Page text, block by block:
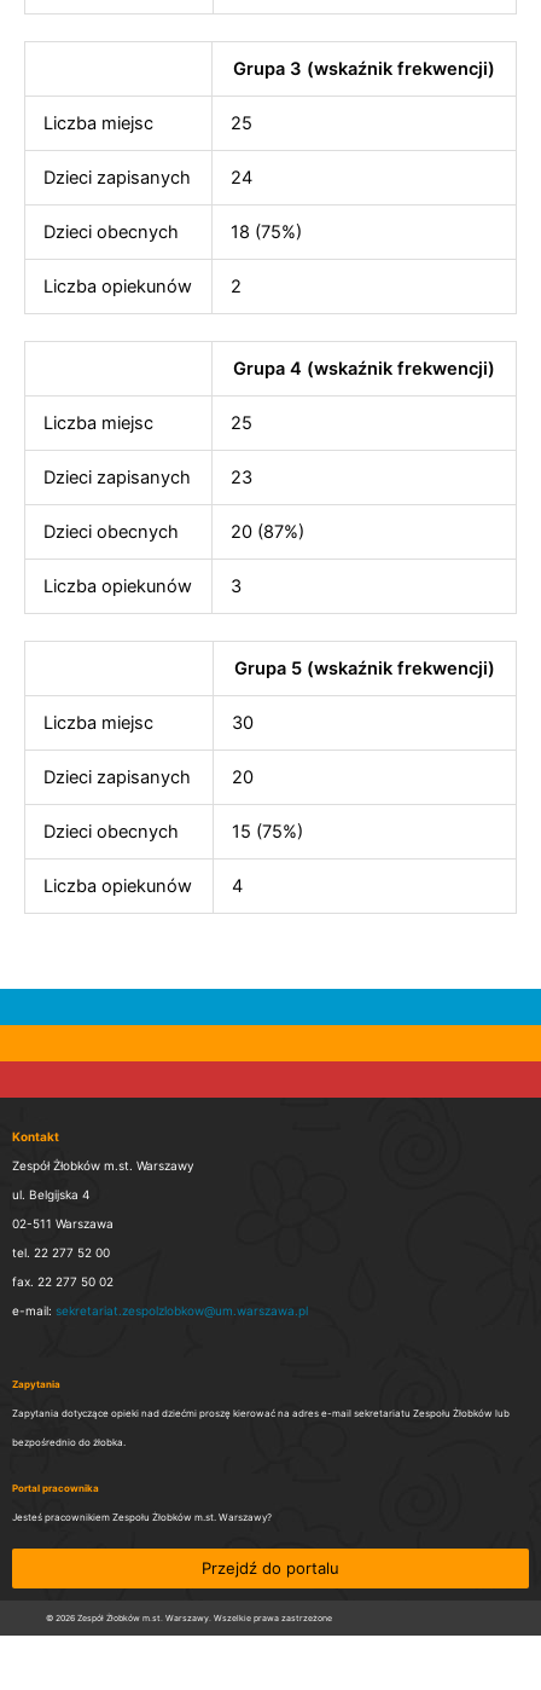
Grupa 3 (wskaźnik frekwencji)
Liczba miejsc 25
Dzieci zapisanych 24
Dzieci obecnych 18 (75%)
Liczba opiekunów 2
Grupa 4 (wskaźnik frekwencji)
Liczba miejsc 25
Dzieci zapisanych 23
Dzieci obecnych 20 (87%)
Liczba opiekunów 3
Grupa 5 (wskaźnik frekwencji)
Liczba miejsc 30
Dzieci zapisanych 20
Dzieci obecnych 15 (75%)
Liczba opiekunów 4
Kontakt
Zespół Żłobków m.st. Warszawy
ul. Belgijska 4
02-511 Warszawa
tel. 22 277 52 00
fax. 22 277 50 02
e-mail: sekretariat.zespolzlobkow@um.warszawa.pl
Zapytania
Zapytania dotyczące opieki nad dziećmi proszę kierować na adres e-mail sekretariatu Zespołu Żłobków lub
bezpośrednio do żłobka.
Portal pracownika
Jesteś pracownikiem Zespołu Żłobków m.st. Warszawy?
Przejdź do portalu
© 2026 Zespół Żłobków m.st. Warszawy. Wszelkie prawa zastrzeżone